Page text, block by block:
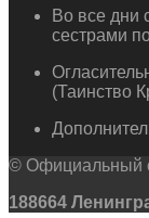
Во все дни
сестрами
(Таинство
© Официальный
188664